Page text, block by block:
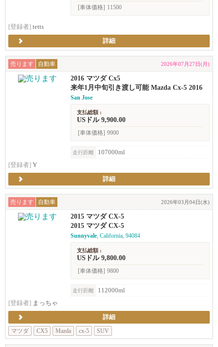
[車体価格] 11500
[登録者] tetts
詳細
売ります 自動車 2026年07月27日(月)
2016 マツダ Cx5
来年1月中旬引き渡し可能 Mazda Cx-5 2016
San Jose
支払総額 :
USドル 9,900.00
[車体価格] 9900
走行距離
107000ml
[登録者] Y
詳細
売ります 自動車 2026年03月04日(水)
2015 マツダ CX-5
2015 マツダ CX-5
Sunnyvale, California, 94084
支払総額 :
USドル 9,800.00
[車体価格] 9800
走行距離
112000ml
[登録者] まっちゃ
詳細
マツダ
CX5 Mazda cx-5 SUV